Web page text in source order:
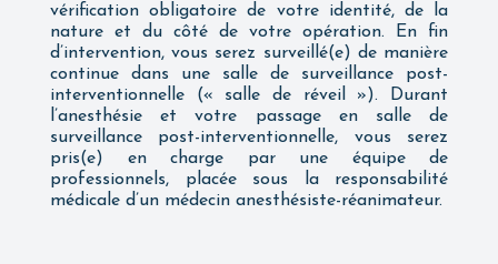
vérification obligatoire de votre identité, de la
nature et du côté de votre opération. En fin
d’intervention, vous serez surveillé(e) de manière
continue dans une salle de surveillance post-
interventionnelle (« salle de réveil »). Durant
l’anesthésie et votre passage en salle de
surveillance post-interventionnelle, vous serez
pris(e) en charge par une équipe de
professionnels, placée sous la responsabilité
médicale d’un médecin anesthésiste-réanimateur.